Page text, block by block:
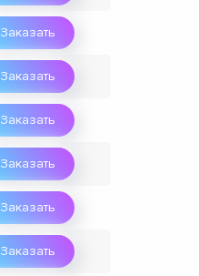
Заказать
Заказать
Заказать
Заказать
Заказать
Заказать